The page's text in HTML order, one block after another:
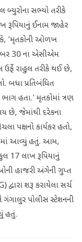
સભ્યો તરીકે
રૂપિયાનું ઈનામ જાહેર
કે, 'મૃતકોની ઓળખ
30 ના એસીએમ
રાહુલ તરીકે થઈ છે,
બધા પ્રતિબંધિત
હતા.' મૃતકોમાં ત્રણ
છે, જેમાંથી દરેકના
પક્ષનો કાર્યકર હતો,
આવ્યું હતું. આમ,
17 લાખ રૂપિયાનું
હાજરી અંગેની ગુપ્ત
દ્વારા શરૂ કરાયેલા સર્ચ
પોલીસ સ્ટેશનની
હતું.